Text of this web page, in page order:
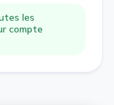
les
compte